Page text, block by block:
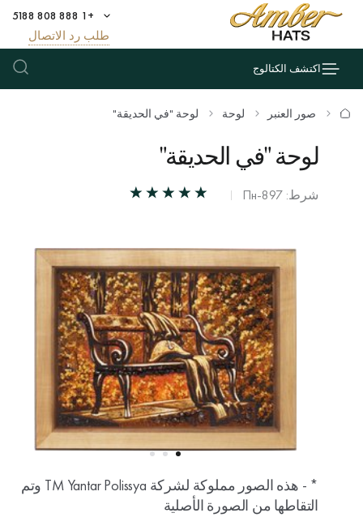
+1 888 808 5188
طلب رد الاتصال
اكتشف الكتالوج
صور العنبر لوحة لوحة "في الحديقة"
لوحة "في الحديقة"
شرط: Пн-897
* - هذه الصور مملوكة لشركة TM Yantar Polissya وتم
التقاطها من الصورة الأصلية